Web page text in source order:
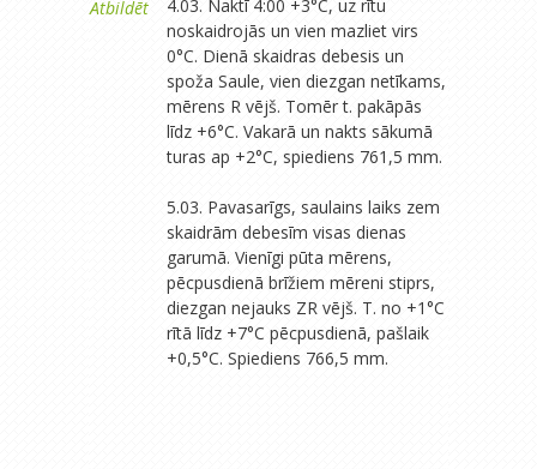
Atbildēt
4.03. Naktī 4:00 +3°C, uz rītu
noskaidrojās un vien mazliet virs
0°C. Dienā skaidras debesis un
spoža Saule, vien diezgan netīkams,
mērens R vējš. Tomēr t. pakāpās
līdz +6°C. Vakarā un nakts sākumā
turas ap +2°C, spiediens 761,5 mm.
5.03. Pavasarīgs, saulains laiks zem
skaidrām debesīm visas dienas
garumā. Vienīgi pūta mērens,
pēcpusdienā brīžiem mēreni stiprs,
diezgan nejauks ZR vējš. T. no +1°C
rītā līdz +7°C pēcpusdienā, pašlaik
+0,5°C. Spiediens 766,5 mm.